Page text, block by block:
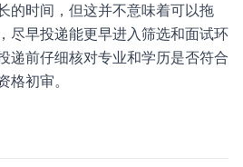
的时间，但这并不意味着可以拖
尽早投递能更早进入筛选和面试环
递前仔细核对专业和学历是否符合
格初审。